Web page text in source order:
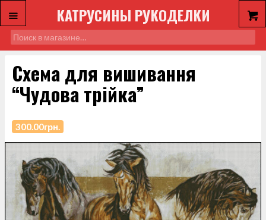
КАТРУСИНЫ РУКОДЕЛКИ
Схема для вишивання
“Чудова трійка”
300.00грн.